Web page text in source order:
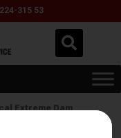
315 53
Extreme Dam